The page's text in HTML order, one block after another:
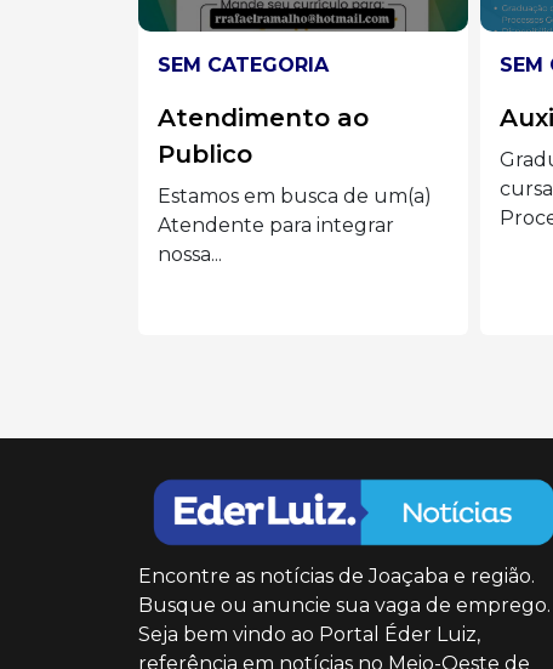
SEM CATEGORIA
Auxiliar administrado
Graduação completa ou
cursando Administração,
Processos Gerenciais e áreas...
SEM
📢
Eder
Encontre as notícias de Joaçaba e região.
Busque ou anuncie sua vaga de emprego.
Seja bem vindo ao Portal Éder Luiz,
referência em notícias no Meio-Oeste de